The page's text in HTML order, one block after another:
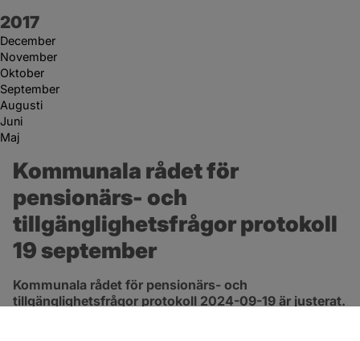
År:
2017
December
November
Oktober
September
Augusti
Juni
Maj
Kommunala rådet för
pensionärs- och
tillgänglighetsfrågor protokoll
19 september
Kommunala rådet för pensionärs- och
tillgänglighetsfrågor protokoll 2024-09-19 är justerat.